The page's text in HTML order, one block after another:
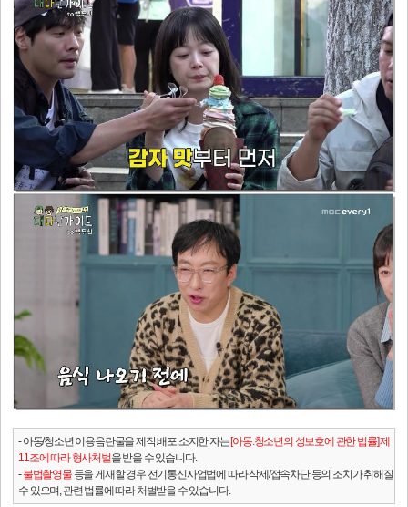
- 아동/청소년 이용음란물을 제작.배포.소지한 자는[아동.청소년의 성보호에 관한 법률] 제
11조에 따라 형사처벌을 받을 수 있습니다.
-불법촬영물 등을 게재할 경우 전기통신사업법에 따라 삭제/접속차단 등의 조치가 취해질
수 있으며, 관련 법률에 따라 처벌받을 수 있습니다.